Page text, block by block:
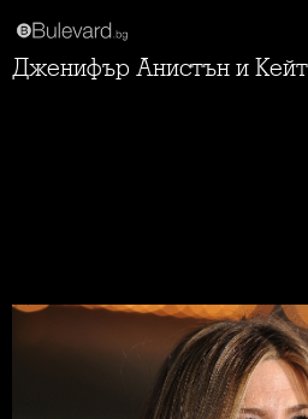
Дженифър Анистън и